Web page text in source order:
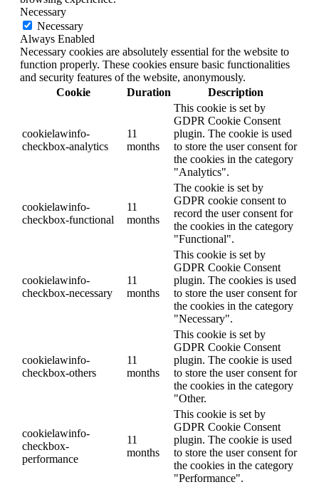
Necessary
Necessary
Always Enabled
Necessary cookies are absolutely essential for the website to
function properly. These cookies ensure basic functionalities
and security features of the website, anonymously.
Cookie
Duration Description
cookielawinfo-
checkbox-analytics
11
months
This cookie is set by
GDPR Cookie Consent
plugin. The cookie is used
to store the user consent for
the cookies in the category
"Analytics".
cookielawinfo-
checkbox-functional
11
months
The cookie is set by
GDPR cookie consent to
record the user consent for
the cookies in the category
"Functional".
cookielawinfo-
checkbox-necessary
11
months
This cookie is set by
GDPR Cookie Consent
plugin. The cookies is used
to store the user consent for
the cookies in the category
"Necessary".
cookielawinfo-
checkbox-others
11
months
This cookie is set by
GDPR Cookie Consent
plugin. The cookie is used
to store the user consent for
the cookies in the category
"Other.
cookielawinfo-
checkbox-
performance
11
months
This cookie is set by
GDPR Cookie Consent
plugin. The cookie is used
to store the user consent for
the cookies in the category
"Performance".